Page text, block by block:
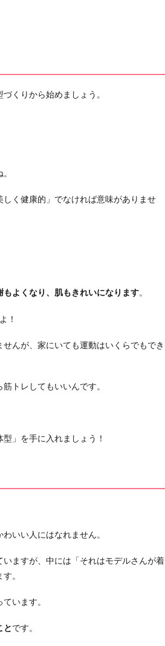
くりから始めましょう。
く健康的」でなければ意味がありませ
よくなり、肌もきれいになります。
！
んが、家にいても運動はいくらでもでき
トレしてもいいんです。
」を手に入れましょう！
いい人にはなれません。
ますが、中には「それはモデルさんが着
。
います。
とです。